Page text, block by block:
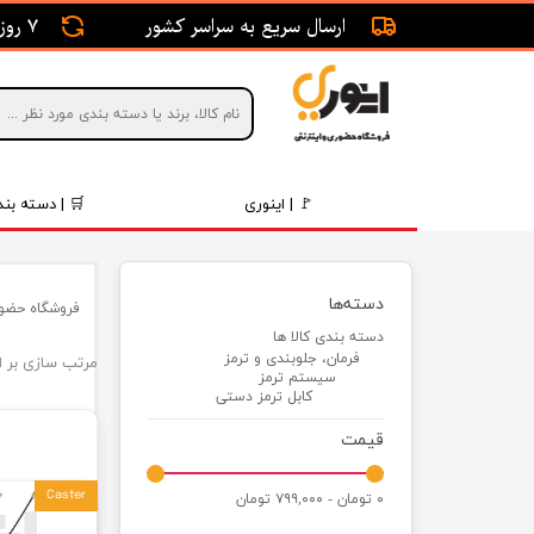
🚩 | اینوری 🛒 | دسته
موتور
برقی و
قطعات
ارسال سریع به سراسر کشور 7 روز ضمانت بازگشت
دسته‌ها
دسته بندی کالا ها
فرمان، جلوبندی و ترمز
سیستم ترمز
کابل ترمز دستی
قیمت
۰ تومان - ۷۹۹,۰۰۰ تومان
فروشگاه
مرتب سازی
Caster